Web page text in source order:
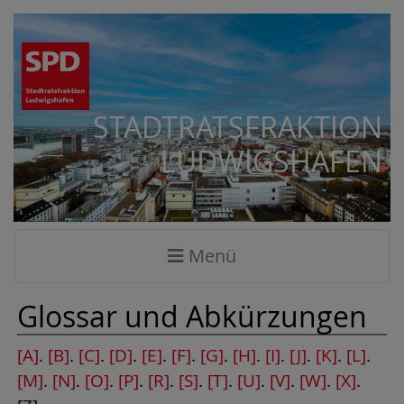
STADTRATSFRAKTION
LUDWIGSHAFEN
Menü
Glossar und Abkürzungen
[A]. [B]. [C]. [D]. [E]. [F]. [G]. [H]. [I]. [J]. [K]. [L].
[M]. [N]. [O]. [P]. [R]. [S]. [T]. [U]. [V]. [W]. [X].